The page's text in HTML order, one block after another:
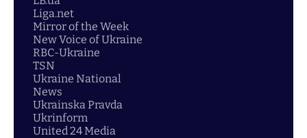
Liga.net
Mirror of the Week
New Voice of Ukraine
RBC-Ukraine
TSN
Ukraine National
News
Ukrainska Pravda
Ukrinform
United 24 Media